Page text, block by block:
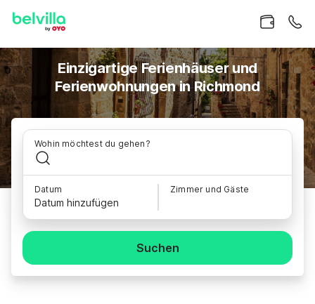
Einzigartige Ferienhäuser und
Ferienwohnungen in Richmond
Wohin möchtest du gehen?
Datum
Datum hinzufügen
Zimmer und Gäste
Suchen